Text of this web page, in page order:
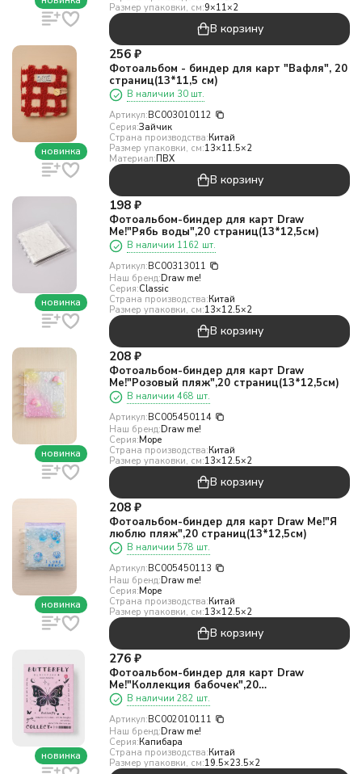
Размер упаковки, см:9×11×2
В корзину
новинка
256 ₽
Фотоальбом - биндер для карт "Вафля", 20
страниц(13*11,5 см)
В наличии 30 шт.
Артикул:BC003010112
Серия:Зайчик
Страна производства:Китай
Размер упаковки, см:13×11.5×2
Материал:ПВХ
В корзину
новинка
198 ₽
Фотоальбом-биндер для карт Draw
Me!"Рябь воды",20 страниц(13*12,5см)
В наличии 1162 шт.
Артикул:BC00313011
Наш бренд:Draw me!
Серия:Classic
Страна производства:Китай
Размер упаковки, см:13×12.5×2
В корзину
новинка
208 ₽
Фотоальбом-биндер для карт Draw
Me!"Розовый пляж",20 страниц(13*12,5см)
В наличии 468 шт.
Артикул:BC005450114
Наш бренд:Draw me!
Серия:Море
Страна производства:Китай
Размер упаковки, см:13×12.5×2
В корзину
новинка
208 ₽
Фотоальбом-биндер для карт Draw Me!"Я
люблю пляж",20 страниц(13*12,5см)
В наличии 578 шт.
Артикул:BC005450113
Наш бренд:Draw me!
Серия:Море
Страна производства:Китай
Размер упаковки, см:13×12.5×2
В корзину
новинка
276 ₽
Фотоальбом-биндер для карт Draw
Me!"Коллекция бабочек",20
страниц(18*24см)
В наличии 282 шт.
Артикул:BC002010111
Наш бренд:Draw me!
Серия:Капибара
Страна производства:Китай
Размер упаковки, см:19.5×23.5×2